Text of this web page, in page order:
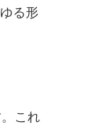
る形
これ